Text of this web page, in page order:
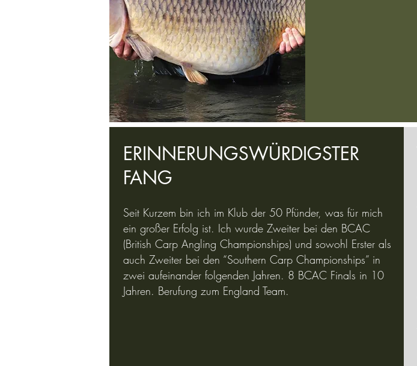
ERINNERUNGSWÜRDIGSTER
FANG
Seit Kurzem bin ich im Klub der 50 Pfünder, was für mich
ein großer Erfolg ist. Ich wurde Zweiter bei den BCAC
(British Carp Angling Championships) und sowohl Erster als
auch Zweiter bei den “Southern Carp Championships” in
zwei aufeinander folgenden Jahren. 8 BCAC Finals in 10
Jahren. Berufung zum England Team.